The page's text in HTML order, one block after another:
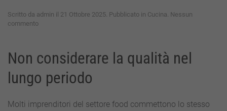
Scritto da admin il 21 Ottobre 2025. Pubblicato in Cucina. Nessun
commentosu
nella
delle
forniture
per
Non considerare la qualità nel
lungo periodo
Molti imprenditori del settore food commettono lo stesso